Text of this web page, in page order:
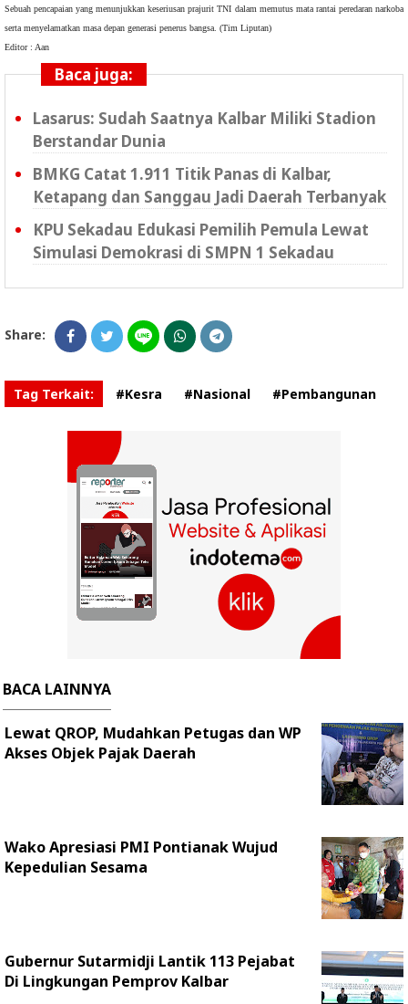
Sebuah pencapaian yang menunjukkan keseriusan prajurit TNI dalam memutus mata rantai peredaran narkoba
serta menyelamatkan masa depan generasi penerus bangsa. (Tim Liputan)
Editor : Aan
Baca juga:
Lasarus: Sudah Saatnya Kalbar Miliki Stadion
Berstandar Dunia
BMKG Catat 1.911 Titik Panas di Kalbar,
Ketapang dan Sanggau Jadi Daerah Terbanyak
KPU Sekadau Edukasi Pemilih Pemula Lewat
Simulasi Demokrasi di SMPN 1 Sekadau
Share:
Tag Terkait: #Kesra #Nasional #Pembangunan
BACA LAINNYA
Lewat QROP, Mudahkan Petugas dan WP
Akses Objek Pajak Daerah
Wako Apresiasi PMI Pontianak Wujud
Kepedulian Sesama
Gubernur Sutarmidji Lantik 113 Pejabat
Di Lingkungan Pemprov Kalbar